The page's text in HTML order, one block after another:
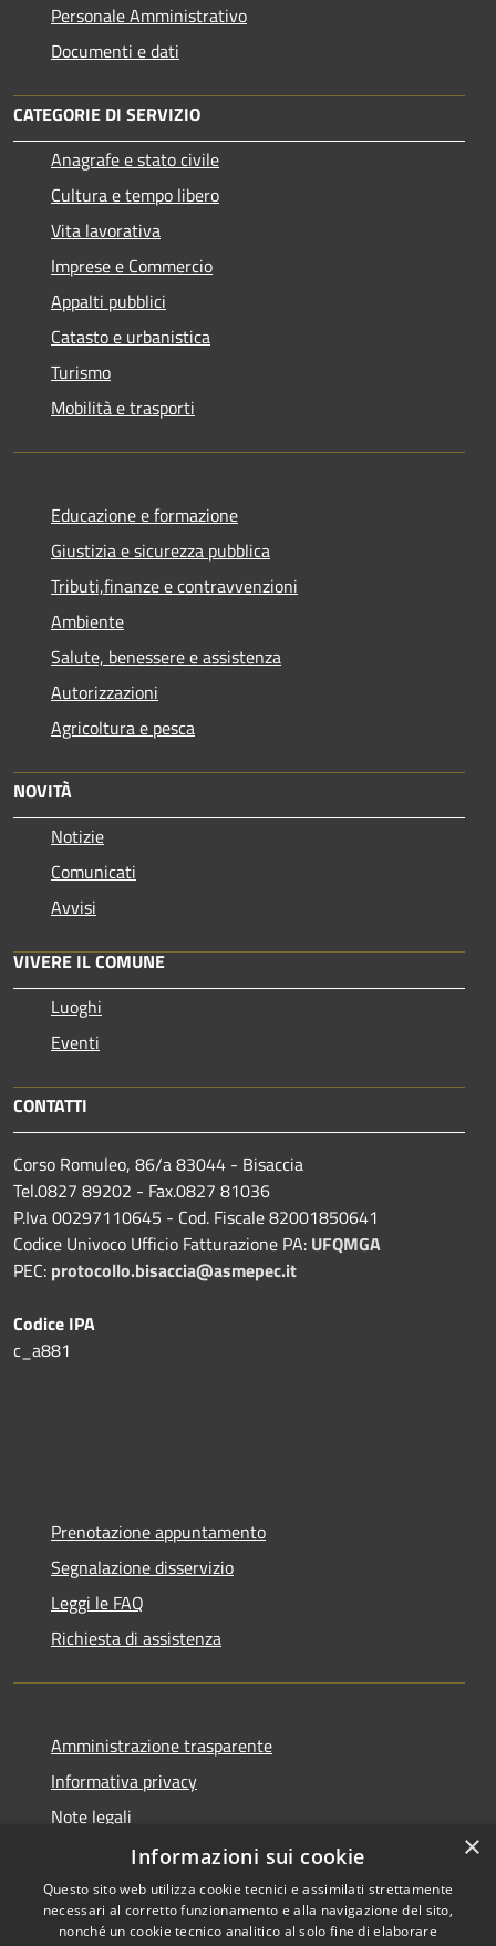
Personale Amministrativo
Documenti e dati
CATEGORIE DI SERVIZIO
Anagrafe e stato civile
Cultura e tempo libero
Vita lavorativa
Imprese e Commercio
Appalti pubblici
Catasto e urbanistica
Turismo
Mobilità e trasporti
Educazione e formazione
Giustizia e sicurezza pubblica
Tributi,finanze e contravvenzioni
Ambiente
Salute, benessere e assistenza
Autorizzazioni
Agricoltura e pesca
NOVITÀ
Notizie
Comunicati
Avvisi
VIVERE IL COMUNE
Luoghi
Eventi
CONTATTI
Corso Romuleo, 86/a 83044 - Bisaccia
Tel.0827 89202 - Fax.0827 81036
P.Iva 00297110645 - Cod. Fiscale 82001850641
Codice Univoco Ufficio Fatturazione PA: UFQMGA
PEC: protocollo.bisaccia@asmepec.it
Codice IPA
c_a881
Prenotazione appuntamento
Segnalazione disservizio
Leggi le FAQ
Richiesta di assistenza
Amministrazione trasparente
Informativa privacy
Note legali
Dichiarazione di accessibilità
×
Informazioni sui cookie
Questo sito web utilizza cookie tecnici e assimilati strettamente
necessari al corretto funzionamento e alla navigazione del sito,
nonché un cookie tecnico analitico al solo fine di elaborare